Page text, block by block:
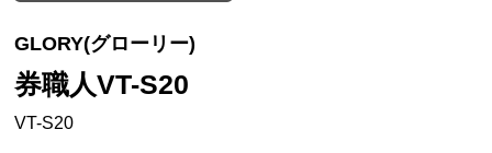
GLORY(グローリー)
券職人VT-S20
VT-S20